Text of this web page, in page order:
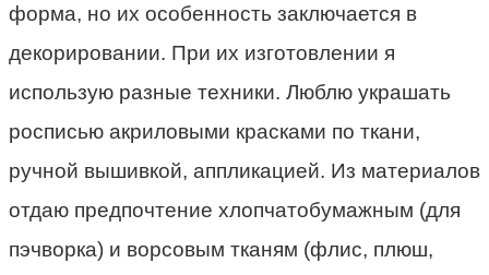
форма, но их особенность заключается в
декорировании. При их изготовлении я
использую разные техники. Люблю украшать
росписью акриловыми красками по ткани,
ручной вышивкой, аппликацией. Из материалов
отдаю предпочтение хлопчатобумажным (для
пэчворка) и ворсовым тканям (флис, плюш,